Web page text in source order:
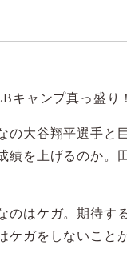
キャンプ真っ盛り！
の大谷翔平選手と
績を上げるのか。
のはケガ。期待
ケガをしないこと